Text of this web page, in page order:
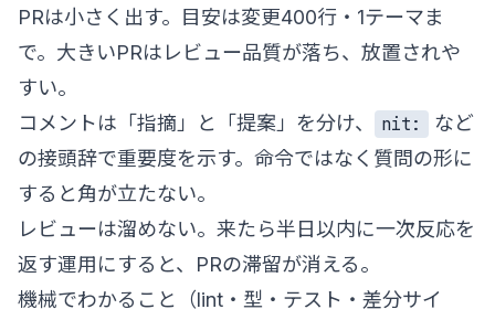
PRは小さく出す。目安は変更400行・1テーマま
で。大きいPRはレビュー品質が落ち、放置されや
すい。
コメントは「指摘」と「提案」を分け、
nit:
など
の接頭辞で重要度を示す。命令ではなく質問の形に
すると角が立たない。
レビューは溜めない。来たら半日以内に一次反応を
返す運用にすると、PRの滞留が消える。
機械でわかること（lint・型・テスト・差分サイ